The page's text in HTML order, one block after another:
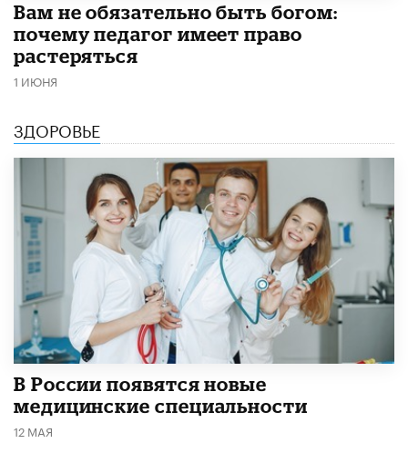
​Вам не обязательно быть богом:
почему педагог имеет право
растеряться
1 ИЮНЯ
ЗДОРОВЬЕ
В России появятся новые
медицинские специальности
12 МАЯ